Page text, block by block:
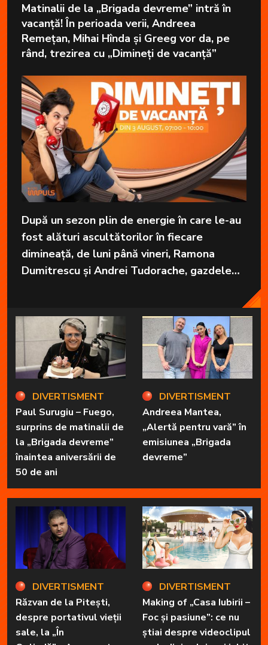
Matinalii de la „Brigada devreme” intră în
vacanță! În perioada verii, Andreea
Remețan, Mihai Hînda și Greeg vor da, pe
rând, trezirea cu „Dimineți de vacanță”
După un sezon plin de energie în care le-au
fost alături ascultătorilor în fiecare
dimineață, de luni până vineri, Ramona
Dumitrescu și Andrei Tudorache, gazdele
DIVERTISMENT
Paul Surugiu – Fuego,
surprins de matinalii de
la „Brigada devreme”
înaintea aniversării de
50 de ani
DIVERTISMENT
Răzvan de la Pitești,
despre portativul vieții
sale, la „În
DIVERTISMENT
Andreea Mantea,
„Alertă pentru vară” în
emisiunea „Brigada
devreme”
DIVERTISMENT
Making of „Casa Iubirii –
Foc și pasiune”: ce nu
știai despre videoclipul